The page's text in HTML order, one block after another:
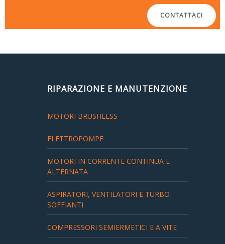
CONTATTACI
RIPARAZIONE E MANUTENZIONE
MOTORI BRUSHLESS
ELETTROPOMPE
MOTORI IN CORRENTE CONTINUA E
ALTERNATA
ASPIRATORI, VENTILATORI E TURBO
SOFFIANTI
COMPRESSORI SEMIERMETICI E A VITE